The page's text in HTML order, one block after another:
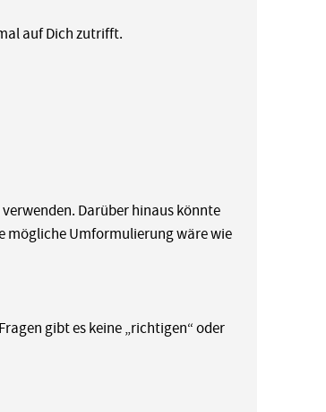
auf Dich zutrifft.
Darüber hinaus könnte
mögliche Umformulierung wäre wie
gibt es keine „richtigen“ oder